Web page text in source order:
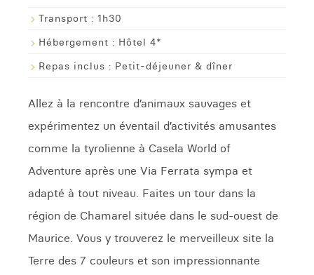
Transport : 1h30
Hébergement : Hôtel 4*
Repas inclus : Petit-déjeuner & dîner
Allez à la rencontre d’animaux sauvages et
expérimentez un éventail d’activités amusantes
comme la tyrolienne à Casela World of
Adventure après une Via Ferrata sympa et
adapté à tout niveau. Faites un tour dans la
région de Chamarel située dans le sud-ouest de
Maurice. Vous y trouverez le merveilleux site la
Terre des 7 couleurs et son impressionnante